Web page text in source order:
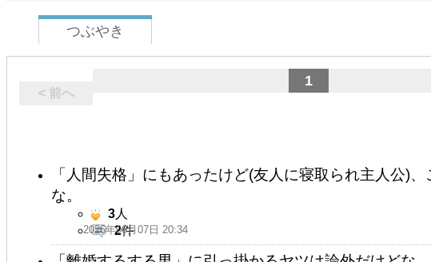
つぶやき
< 前へ
1
「人間失格」にもあったけど(友人に寝取られ主人公)
な。
2026年06月07日 20:34
3人
2件